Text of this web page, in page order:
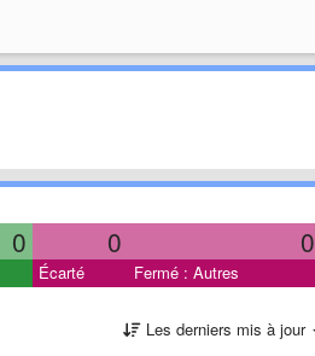
0 0 0
Écarté Fermé : Autres
Les derniers mis à jour